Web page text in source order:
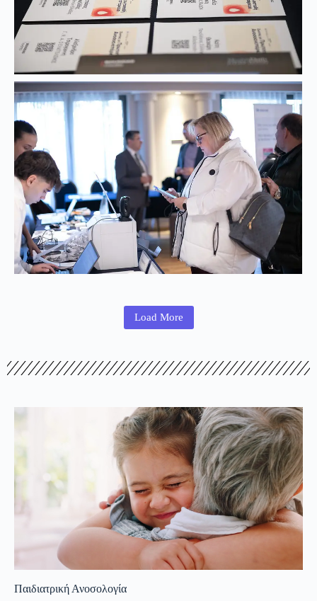
Load More
Παιδιατρική Ανοσολογία